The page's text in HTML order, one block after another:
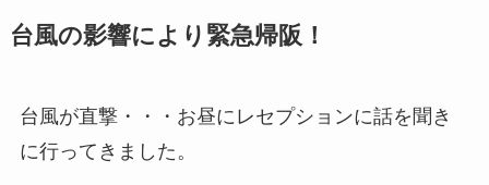
台風の影響により緊急帰阪！
台風が直撃・・・お昼にレセプションに話を聞き
に行ってきました。